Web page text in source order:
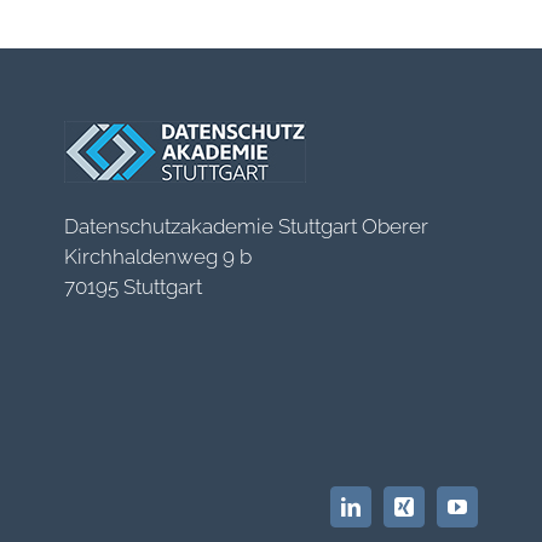
Datenschutzakademie Stuttgart Oberer
Kirchhaldenweg 9 b
70195 Stuttgart